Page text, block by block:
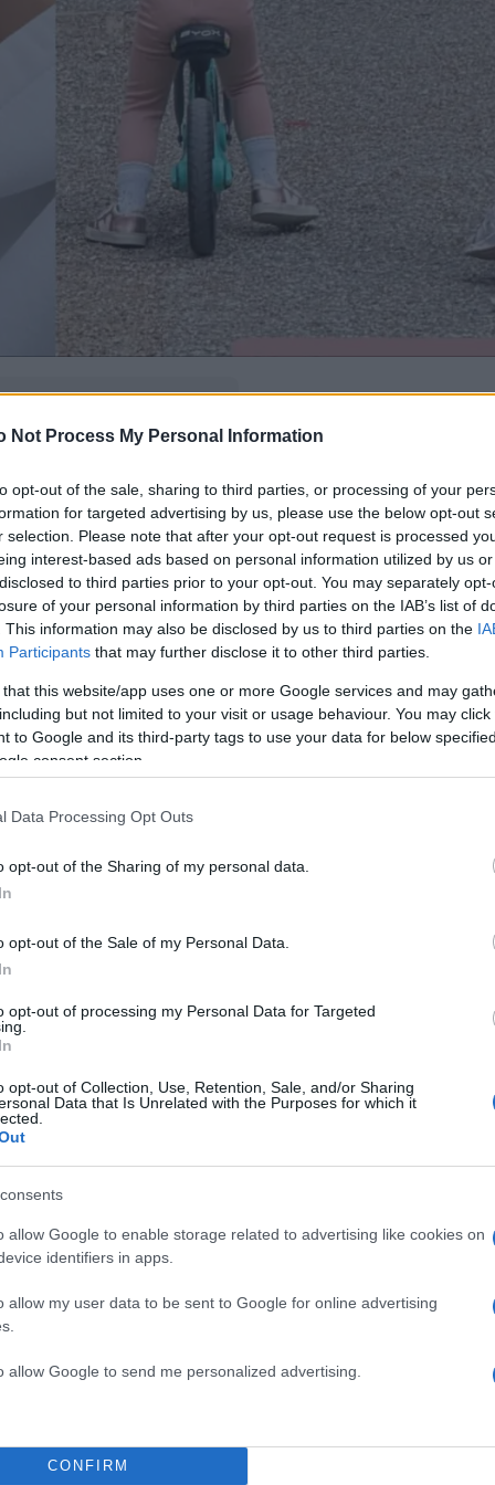
Not Process My Personal Information
opt-out of the sale, sharing to third parties, or processing of your
for targeted advertising by us, please use the below opt-out
selection. Please note that after your opt-out request is processed
interest-based ads based on personal information utilized by us
to third parties prior to your opt-out. You may separately
of your personal information by third parties on the IAB’s list of
This information may also be disclosed by us to third parties on the
Participants that may further disclose it to other third parties.
that this website/app uses one or more Google services and may
but not limited to your visit or usage behaviour. You may
to Google and its third-party tags to use your data for below
consent section.
Data Processing Opt Outs
opt-out of the Sharing of my personal data.
opt-out of the Sale of my Personal Data.
opt-out of processing my Personal Data for Targeted
opt-out of Collection, Use, Retention, Sale, and/or Sharing
Data that Is Unrelated with the Purposes for which it
allow Google to enable storage related to advertising like cookies on
identifiers in apps.
allow my user data to be sent to Google for online advertising
allow Google to send me personalized advertising.
CONFIRM
πιο συχνά
και ηΧριστίνα
ταξίδι στο Μπαλί.
σε έναν από τους
φωτογραφίες
σε μια αποκάλυψη για τα
τηλεοπτική
συζητήσεις και μας είχαν
μία εκπομπή με ταξίδια μαζί
για τον A ή B λόγο αποφασίσαμε
να το δούμε στο μέλλον»,
σε τηλεοπτική του συνέντευξη.
η Χριστίνα Μπόμπα δημοσίευσε
κόρες της πίσω στην Αθήνα
παιδική χαρά.